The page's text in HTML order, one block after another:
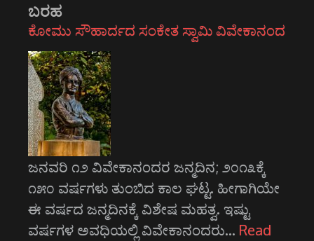
ಬರಹ
ಕೋಮು ಸೌಹಾರ್ದದ ಸಂಕೇತ ಸ್ವಾಮಿ ವಿವೇಕಾನಂದ
ಜನವರಿ ೧೨ ವಿವೇಕಾನಂದರ ಜನ್ಮದಿನ; ೨೦೧೩ಕ್ಕೆ
೧೫೦ ವರ್ಷಗಳು ತುಂಬಿದ ಕಾಲ ಘಟ್ಟ. ಹೀಗಾಗಿಯೇ
ಈ ವರ್ಷದ ಜನ್ಮದಿನಕ್ಕೆ ವಿಶೇಷ ಮಹತ್ವ. ಇಷ್ಟು
ವರ್ಷಗಳ ಅವಧಿಯಲ್ಲಿ ವಿವೇಕಾನಂದರು… Read